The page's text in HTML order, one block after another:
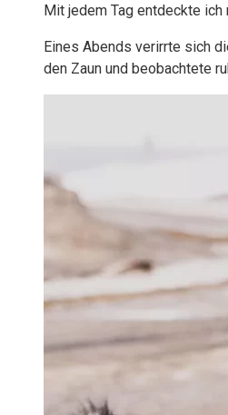
Mit jedem Tag entdeckte ich
Eines Abends verirrte sich
den Zaun und beobachtete